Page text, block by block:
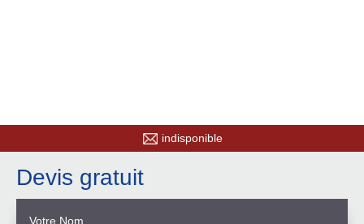
indisponible
Devis gratuit